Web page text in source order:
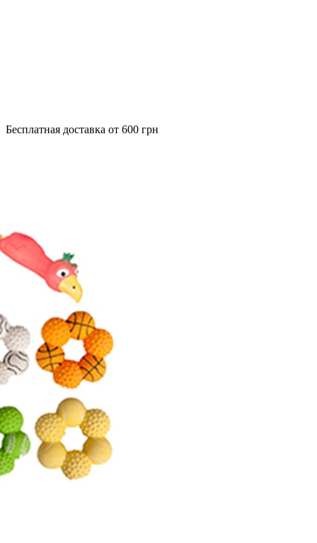
Бесплатная доставка от 600 грн